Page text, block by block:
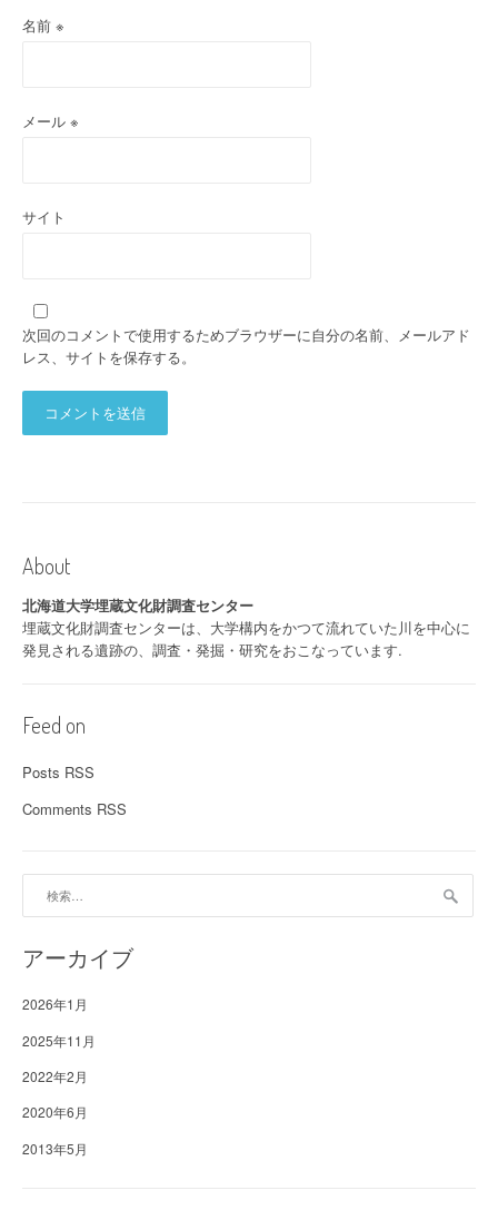
名前 ※
メール ※
サイト
次回のコメントで使用するためブラウザーに自分の名前、メールアド
レス、サイトを保存する。
About
北海道大学埋蔵文化財調査センター
埋蔵文化財調査センターは、大学構内をかつて流れていた川を中心に
発見される遺跡の、調査・発掘・研究をおこなっています.
Feed on
Posts RSS
Comments RSS
アーカイブ
2026年1月
2025年11月
2022年2月
2020年6月
2013年5月